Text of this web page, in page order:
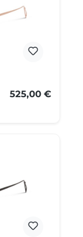
525,00 €